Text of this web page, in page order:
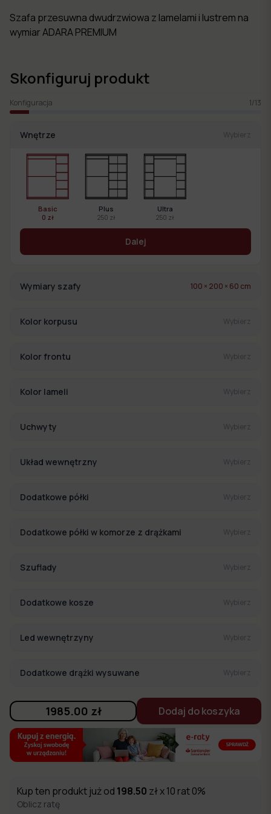
Szafa przesuwna dwudrzwiowa z lamelami i lustrem na
wymiar ADARA PREMIUM
Skonfiguruj produkt
Konfiguracja 1/13
Wnętrze Wybierz
Basic
0 zł
Plus
250 zł
Ultra
250 zł
Dalej
Wymiary szafy 100 × 200 × 60 cm
Kolor korpusu Wybierz
Kolor frontu Wybierz
Kolor lameli Wybierz
Uchwyty Wybierz
Układ wewnętrzny Wybierz
Dodatkowe półki Wybierz
Dodatkowe półki w komorze z drążkami Wybierz
Szuflady Wybierz
Dodatkowe kosze Wybierz
Led wewnętrzyny Wybierz
Dodatkowe drążki wysuwane Wybierz
1985.00 zł Dodaj do koszyka
Kup ten produkt już od 198.50 zł x 10 rat 0%
Oblicz ratę